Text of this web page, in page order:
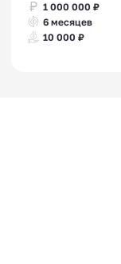
1 000 000 ₽
6 месяцев
10 000 ₽